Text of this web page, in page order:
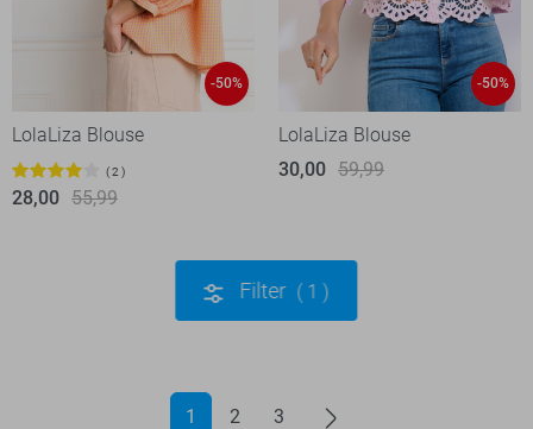
-50%
LolaLiza Blouse
2
28,00 55,99
-50%
LolaLiza Blouse
30,00 59,99
Filter 1
1 2 3